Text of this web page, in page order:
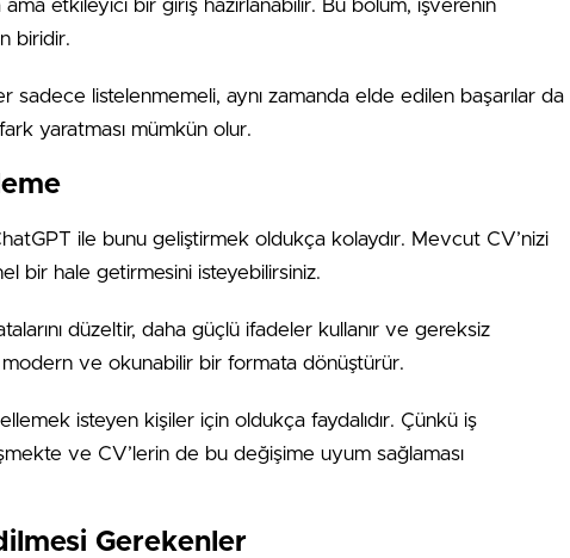
ama etkileyici bir giriş hazırlanabilir. Bu bölüm, işverenin
biridir.
sadece listelenmemeli, aynı zamanda elde edilen başarılar da
yaratması mümkün olur.
ile bunu geliştirmek oldukça kolaydır. Mevcut CV’nizi
bir hale getirmesini isteyebilirsiniz.
düzeltir, daha güçlü ifadeler kullanır ve gereksiz
modern ve okunabilir bir formata dönüştürür.
isteyen kişiler için oldukça faydalıdır. Çünkü iş
ve CV’lerin de bu değişime uyum sağlaması
Gerekenler